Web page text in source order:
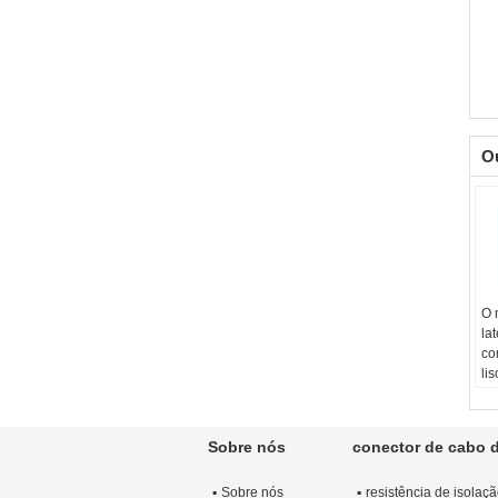
O
Sobre nós
Sobre nós
conector de cabo
resistência de